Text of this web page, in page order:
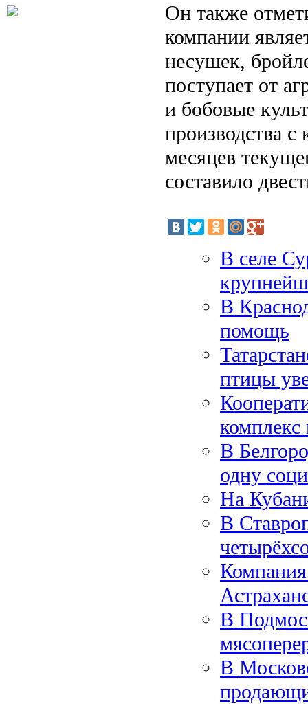
Он также
компании
несушек,
поступает от
и бобовые
производства с
месяцев
составило
В селе
В
помощь
птицы
комплекс
В
одну
На
В
В
В